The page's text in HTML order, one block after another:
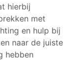
hierbij
met
en hulp bij
naar de juiste
hebben